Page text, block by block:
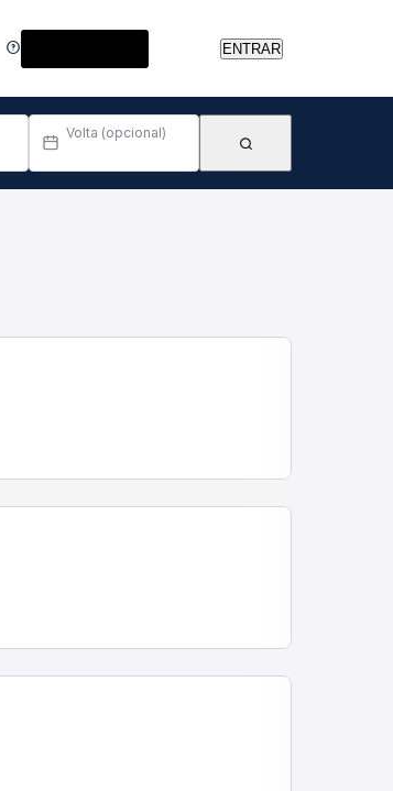
ENTRAR
Volta (opcional)